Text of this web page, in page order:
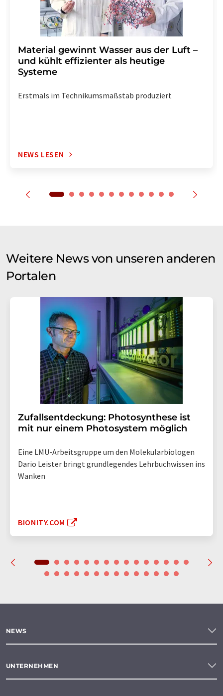
Material gewinnt Wasser aus der Luft –
und kühlt effizienter als heutige
Systeme
Erstmals im Technikumsmaßstab produziert
NEWS LESEN
Weitere News von unseren anderen
Portalen
Zufallsentdeckung: Photosynthese ist
mit nur einem Photosystem möglich
Eine LMU-Arbeitsgruppe um den Molekularbiologen
Dario Leister bringt grundlegendes Lehrbuchwissen ins
Wanken
BIONITY.COM
NEWS
UNTERNEHMEN